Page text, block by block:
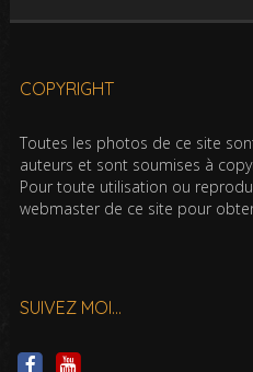
COPYRIGHT
Toutes les photos de ce site
auteurs et sont soumises à
Pour toute utilisation ou
webmaster de ce site pour
SUIVEZ MOI…